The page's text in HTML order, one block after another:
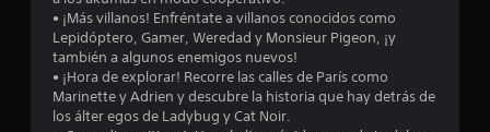
l
• ¡Más villanos! Enfréntate a villanos conocidos como
Lepidóptero, Gamer, Weredad y Monsieur Pigeon, ¡y
también a algunos enemigos nuevos!
• ¡Hora de explorar! Recorre las calles de París como
Marinette y Adrien y descubre la historia que hay detrás de
los álter egos de Ladybug y Cat Noir.